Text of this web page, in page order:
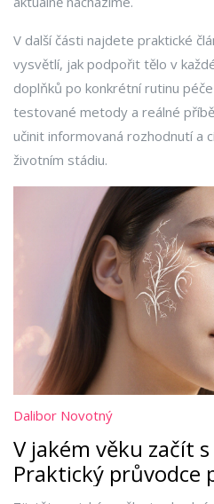
V další části najdete praktické
vysvětlí, jak podpořit tělo v
doplňků po konkrétní rutinu
testované metody a reálné
učinit informovaná rozhodnutí a
životním stádiu.
Dalibor Novotný
V jakém věku začít
Praktický průvodce